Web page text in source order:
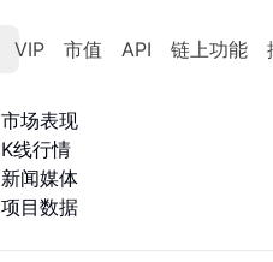
VIP 市值 API 链上功能
市场表现
K线行情
新闻媒体
项目数据